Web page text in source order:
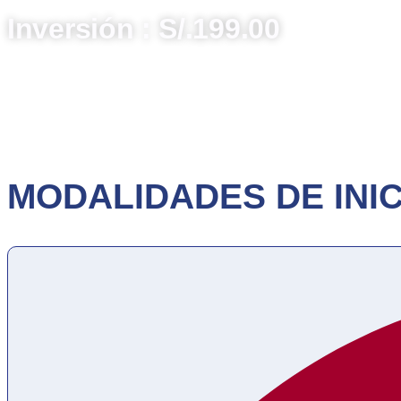
Inversión : S/.199.00
MODALIDADES DE